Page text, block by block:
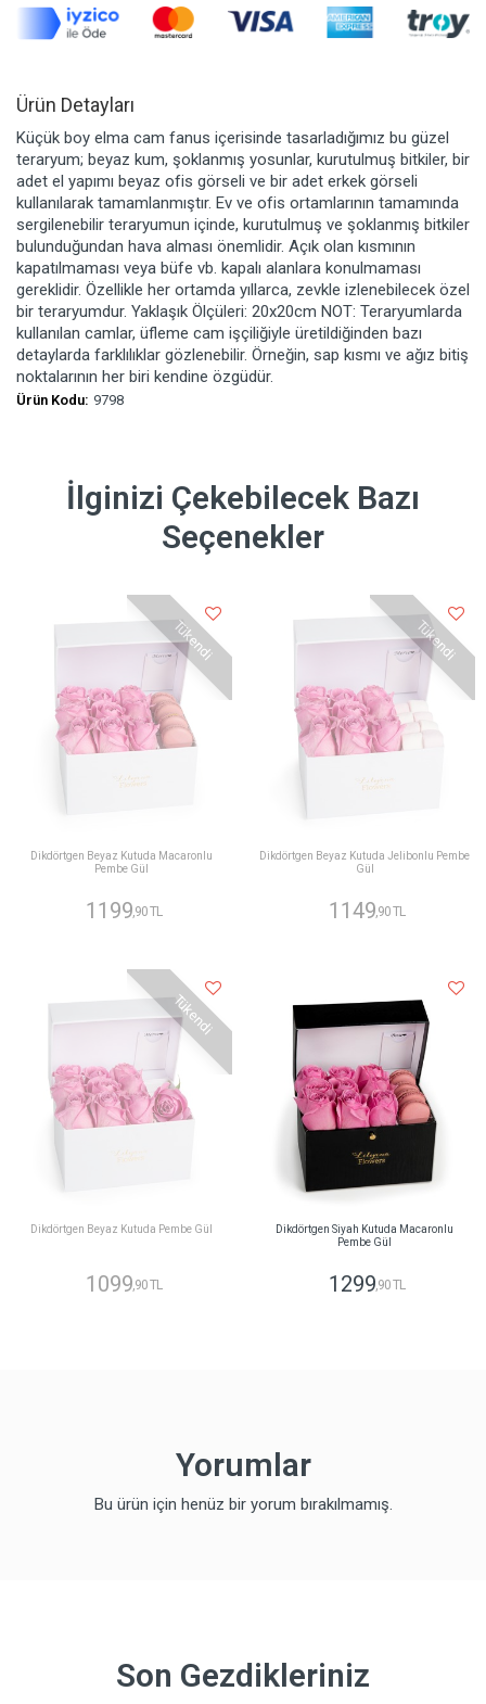
Ürün Detayları
Küçük boy elma cam fanus içerisinde tasarladığımız bu güzel
teraryum; beyaz kum, şoklanmış yosunlar, kurutulmuş bitkiler, bir
adet el yapımı beyaz ofis görseli ve bir adet erkek görseli
kullanılarak tamamlanmıştır. Ev ve ofis ortamlarının tamamında
sergilenebilir teraryumun içinde, kurutulmuş ve şoklanmış bitkiler
bulunduğundan hava alması önemlidir. Açık olan kısmının
kapatılmaması veya büfe vb. kapalı alanlara konulmaması
gereklidir. Özellikle her ortamda yıllarca, zevkle izlenebilecek özel
bir teraryumdur. Yaklaşık Ölçüleri: 20x20cm NOT: Teraryumlarda
kullanılan camlar, üfleme cam işçiliğiyle üretildiğinden bazı
detaylarda farklılıklar gözlenebilir. Örneğin, sap kısmı ve ağız bitiş
noktalarının her biri kendine özgüdür.
Ürün Kodu: 9798
İlginizi Çekebilecek Bazı
Seçenekler
Tükendi
Dikdörtgen Beyaz Kutuda Macaronlu
Pembe Gül
1199 ,90 TL
Tükendi
Dikdörtgen Beyaz Kutuda Jelibonlu Pembe
Gül
1149 ,90 TL
Tükendi
Dikdörtgen Beyaz Kutuda Pembe Gül
1099,90 TL
Dikdörtgen Siyah Kutuda Macaronlu
Pembe Gül
1299,90 TL
Yorumlar
Bu ürün için henüz bir yorum bırakılmamış.
Son Gezdikleriniz